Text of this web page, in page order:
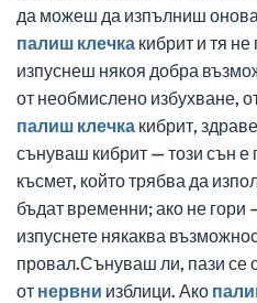
да можеш да изпълниш
палиш клечка кибрит и тя
изпуснеш някоя добра
от необмислено избухване,
палиш клечка кибрит,
сънуваш кибрит — този сън е
късмет, който трябва да
бъдат временни; ако не
изпуснете някаква
провал.Сънуваш ли, пази се
от нервни изблици. Ако